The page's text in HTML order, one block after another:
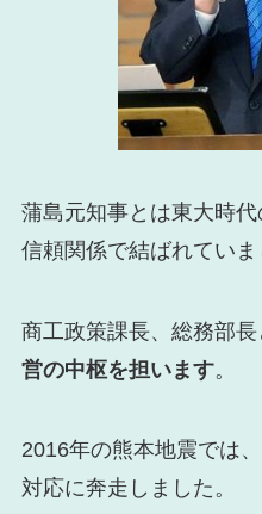
蒲島元知事とは東大時
信頼関係で結ばれていま
商工政策課長、総務部長
営の中枢を担います。
2016年の熊本地震では
対応に奔走しました。